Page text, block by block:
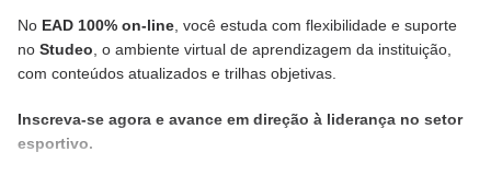
No EAD 100% on-line , você estuda com flexibilidade e suporte
no Studeo , o ambiente virtual de aprendizagem da instituição,
com conteúdos atualizados e trilhas objetivas.
Inscreva-se agora e avance em direção à liderança no setor
esportivo.